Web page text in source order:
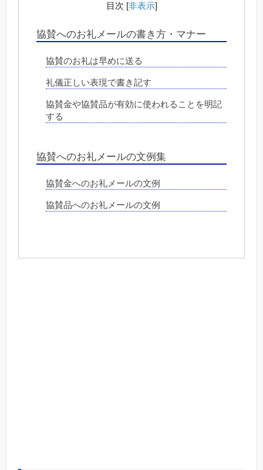
目次 [非表示]
協賛へのお礼メールの書き方・マナー
協賛のお礼は早めに送る
礼儀正しい表現で書き記す
協賛金や協賛品が有効に使われることを明記
する
協賛へのお礼メールの文例集
協賛金へのお礼メールの文例
協賛品へのお礼メールの文例